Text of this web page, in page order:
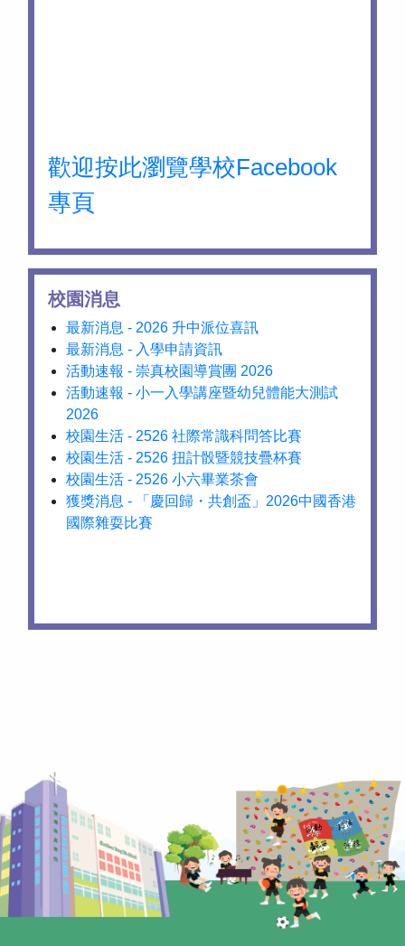
歡迎按此瀏覽學校Facebook
專頁
校園消息
最新消息 - 2026 升中派位喜訊
最新消息 - 入學申請資訊
活動速報 - 崇真校園導賞團 2026
活動速報 - 小一入學講座暨幼兒體能大測試
2026
校園生活 - 2526 社際常識科問答比賽
校園生活 - 2526 扭計骰暨競技疊杯賽
校園生活 - 2526 小六畢業茶會
獲獎消息 - 「慶回歸・共創盃」2026中國香港
國際雜耍比賽